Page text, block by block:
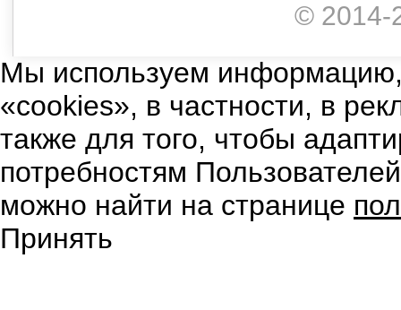
© 2014-
Мы используем
«cookies», в частности, в
также для того, чтобы
потребностям
можно найти на странице
Принять